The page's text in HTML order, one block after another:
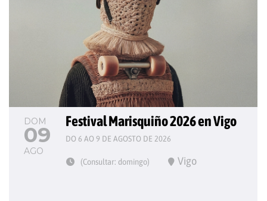
DOM
09
AGO
Festival Marisquiño 2026 en Vigo
DO 6 AO 9 DE AGOSTO DE 2026
(Consultar: domingo) Vigo